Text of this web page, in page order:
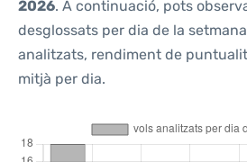
2026. A continuació, pots
desglossats per dia de la
analitzats, rendiment de
mitjà per dia.